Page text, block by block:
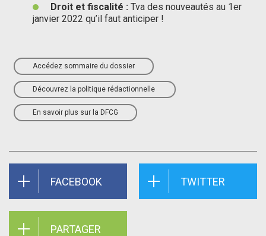
Droit et fiscalité : Tva des nouveautés au 1er
janvier 2022 qu’il faut anticiper !
Accédez sommaire du dossier
Découvrez la politique rédactionnelle
En savoir plus sur la DFCG
FACEBOOK TWITTER
PARTAGER